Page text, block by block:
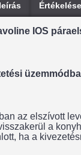
IOS
az elszívott
a
ha a